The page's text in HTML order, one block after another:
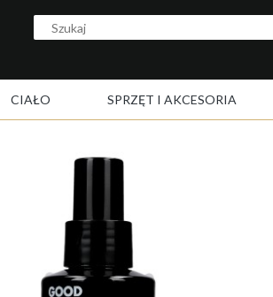
CIAŁO SPRZĘT I AKCESORIA